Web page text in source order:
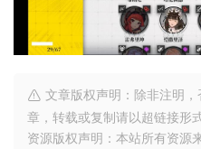
文章版权声明：除非注明，
章，转载或复制请以超链接形
资源版权声明：本站所有资源